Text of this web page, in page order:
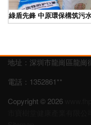
綠盾先鋒 中原環保構筑污
地址：深圳市龍崗區龍崗
電話：1352861**
Copyright © 2026